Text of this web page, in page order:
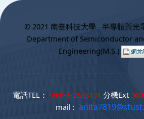
© 2021 南臺科技大學 半導體與光
Department of Semiconductor
Engineering(M.S.)
電話TEL： +886-6-2533131 分機Ext
mail :